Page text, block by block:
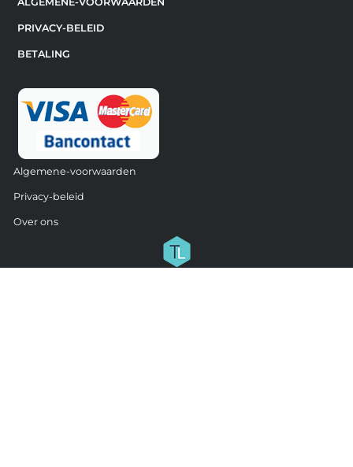
PRIVACY-BELEID
BETALING
Algemene-voorwaarden
Privacy-beleid
Over ons